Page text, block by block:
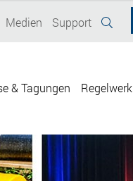
Medien Support
& Tagungen Regelwerk